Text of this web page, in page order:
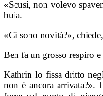
«Scusi, non volevo
buia.
«Ci sono novità?»,
Ben fa un grosso respiro e
Kathrin lo fissa dritto
non è ancora arrivata?».